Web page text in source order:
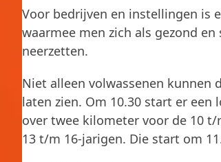
Voor bedrijven en instellingen is
waarmee men zich als gezond
neerzetten.
Niet alleen volwassenen kunnen
laten zien. Om 10.30 start er
over twee kilometer voor de 10
13 t/m 16-jarigen. Die start om